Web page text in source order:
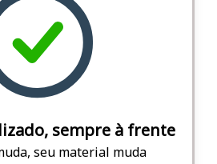
sempre à frente
seu material muda